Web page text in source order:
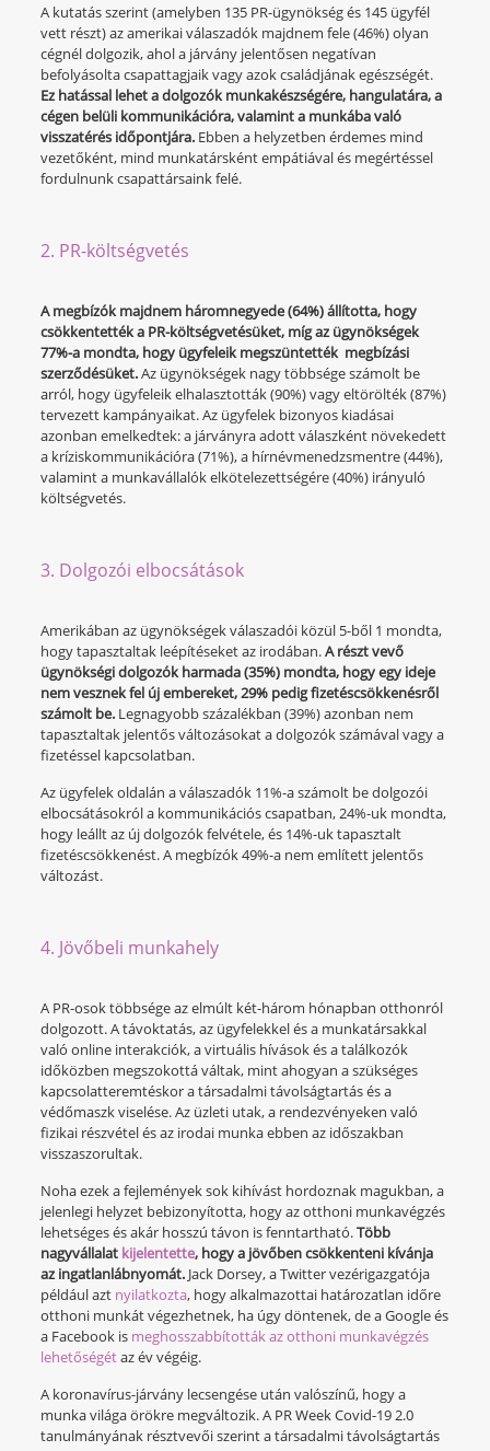
A kutatás szerint (amelyben 135 PR-ügynökség és 145 ügyfél
vett részt) az amerikai válaszadók majdnem fele (46%) olyan
cégnél dolgozik, ahol a járvány jelentősen negatívan
befolyásolta csapattagjaik vagy azok családjának egészségét.
Ez hatással lehet a dolgozók munkakészségére, hangulatára, a
cégen belüli kommunikációra, valamint a munkába való
visszatérés időpontjára. Ebben a helyzetben érdemes mind
vezetőként, mind munkatársként empátiával és megértéssel
fordulnunk csapattársaink felé.
2. PR-költségvetés
A megbízók majdnem háromnegyede (64%) állította, hogy
csökkentették a PR-költségvetésüket, míg az ügynökségek
77%-a mondta, hogy ügyfeleik megszüntették megbízási
szerződésüket.Az ügynökségek nagy többsége számolt be
arról, hogy ügyfeleik elhalasztották (90%) vagy eltörölték (87%)
tervezett kampányaikat. Az ügyfelek bizonyos kiadásai
azonban emelkedtek: a járványra adott válaszként növekedett
a kríziskommunikációra (71%), a hírnévmenedzsmentre (44%),
valamint a munkavállalók elkötelezettségére (40%) irányuló
költségvetés.
3. Dolgozói elbocsátások
Amerikában az ügynökségek válaszadói közül 5-ből 1 mondta,
hogy tapasztaltak leépítéseket az irodában.A részt vevő
ügynökségi dolgozók harmada (35%) mondta, hogy egy ideje
nem vesznek fel új embereket, 29% pedig fizetéscsökkenésről
számolt be.Legnagyobb százalékban (39%) azonban nem
tapasztaltak jelentős változásokat a dolgozók számával vagy a
fizetéssel kapcsolatban.
Az ügyfelek oldalán a válaszadók 11%-a számolt be dolgozói
elbocsátásokról a kommunikációs csapatban, 24%-uk mondta,
hogy leállt az új dolgozók felvétele, és 14%-uk tapasztalt
fizetéscsökkenést. A megbízók 49%-a nem említett jelentős
változást.
4. Jövőbeli munkahely
A PR-osok többsége az elmúlt két-három hónapban otthonról
dolgozott. A távoktatás, az ügyfelekkel és a munkatársakkal
való online interakciók, a virtuális hívások és a találkozók
időközben megszokottá váltak, mint ahogyan a szükséges
kapcsolatteremtéskor a társadalmi távolságtartás és a
védőmaszk viselése. Az üzleti utak, a rendezvényeken való
fizikai részvétel és az irodai munka ebben az időszakban
visszaszorultak.
Noha ezek a fejlemények sok kihívást hordoznak magukban, a
jelenlegi helyzet bebizonyította, hogy az otthoni munkavégzés
lehetséges és akár hosszú távon is fenntartható.Több
nagyvállalat kijelentette, hogy a jövőben csökkenteni kívánja
az ingatlanlábnyomát. Jack Dorsey, a Twitter vezérigazgatója
például azt nyilatkozta, hogy alkalmazottai határozatlan időre
otthoni munkát végezhetnek, ha úgy döntenek, de a Google és
a Facebook is meghosszabbították az otthoni munkavégzés
lehetőségétaz év végéig.
A koronavírus-járvány lecsengése után valószínű, hogy a
munka világa örökre megváltozik. A PR Week Covid-19 2.0
tanulmányának résztvevői szerint a társadalmi távolságtartás